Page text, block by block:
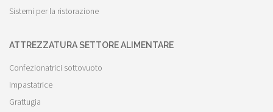
Sistemi per la ristorazione
ATTREZZATURA SETTORE ALIMENTARE
Confezionatrici sottovuoto
Impastatrice
Grattugia